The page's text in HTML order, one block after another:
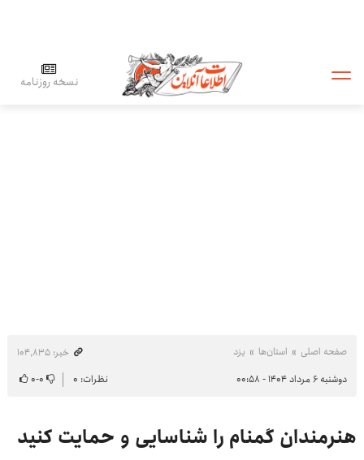
نسخه روزنامه
صفحه اصلی استان‌ها یزد
خبر: ۱۰۴٬۸۳۵
دوشنبه ۶ مرداد ۱۴۰۴ - ۰۰:۵۸
نظرات: ۰ ۰-۰
هنرمندان گمنام را شناسایی و حمایت کنید